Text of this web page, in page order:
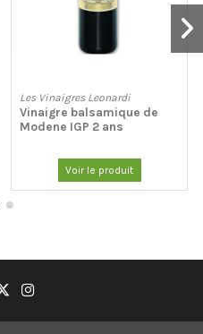
Les Vinaigres Leonardi
Vinaigre balsamique de
Modene IGP 2 ans
Voir le produit